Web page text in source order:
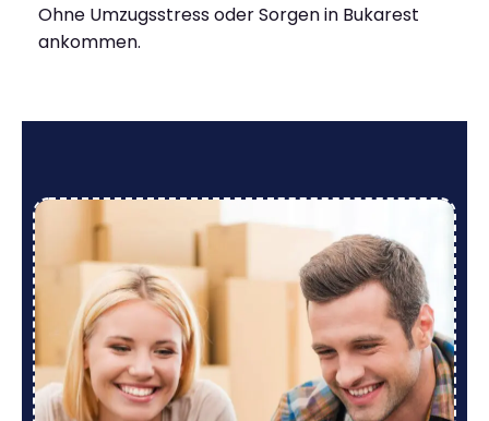
Ohne Umzugsstress oder Sorgen in Bukarest
ankommen.